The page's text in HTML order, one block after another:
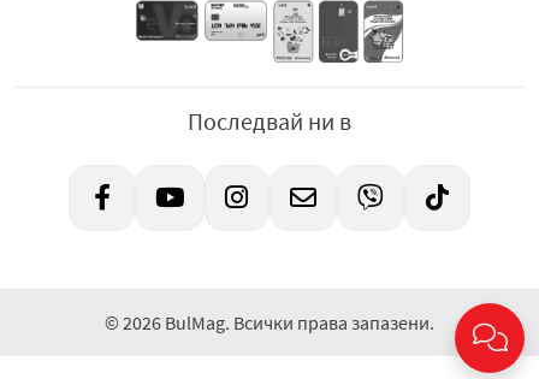
Последвай ни в
© 2026 BulMag. Всички права запазени.